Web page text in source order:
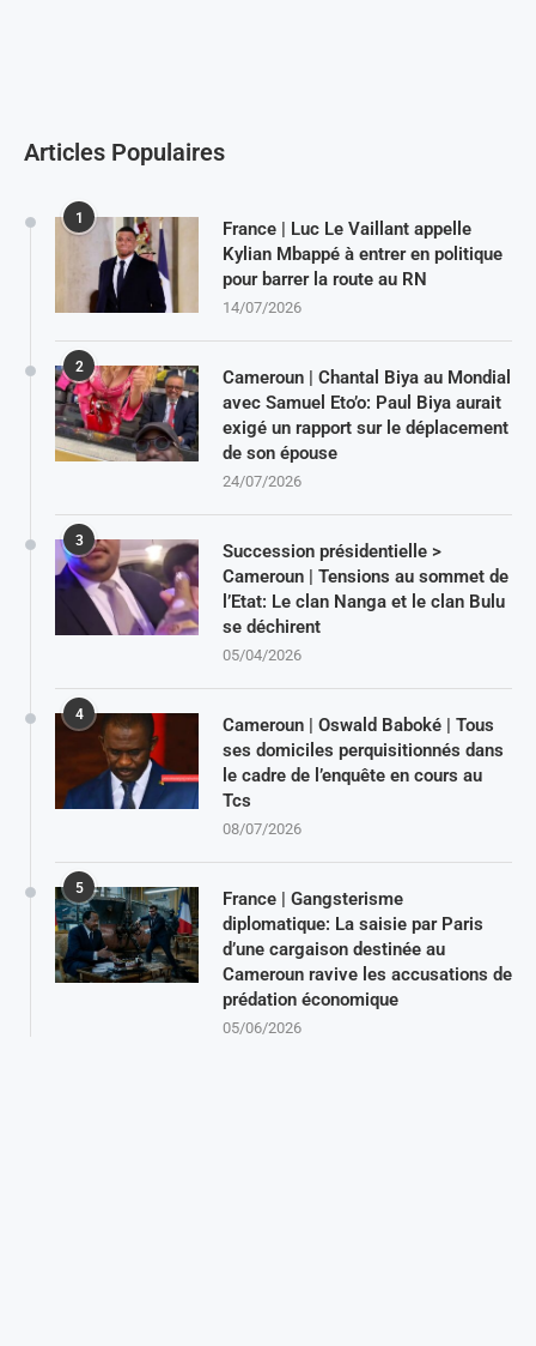
Articles Populaires
1
France | Luc Le Vaillant appelle
Kylian Mbappé à entrer en politique
pour barrer la route au RN
14/07/2026
2
Cameroun | Chantal Biya au Mondial
avec Samuel Eto’o: Paul Biya aurait
exigé un rapport sur le déplacement
de son épouse
24/07/2026
3
Succession présidentielle >
Cameroun | Tensions au sommet de
l’Etat: Le clan Nanga et le clan Bulu
se déchirent
05/04/2026
4
Cameroun | Oswald Baboké | Tous
ses domiciles perquisitionnés dans
le cadre de l’enquête en cours au
Tcs
08/07/2026
5
France | Gangsterisme
diplomatique: La saisie par Paris
d’une cargaison destinée au
Cameroun ravive les accusations de
prédation économique
05/06/2026